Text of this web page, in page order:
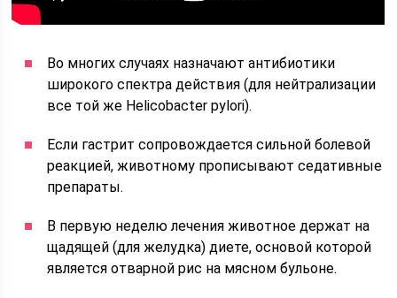
Во многих случаях назначают антибиотики
широкого спектра действия (для нейтрализации
все той же Helicobacter pylori).
Если гастрит сопровождается сильной болевой
реакцией, животному прописывают седативные
препараты.
В первую неделю лечения животное держат на
щадящей (для желудка) диете, основой которой
является отварной рис на мясном бульоне.